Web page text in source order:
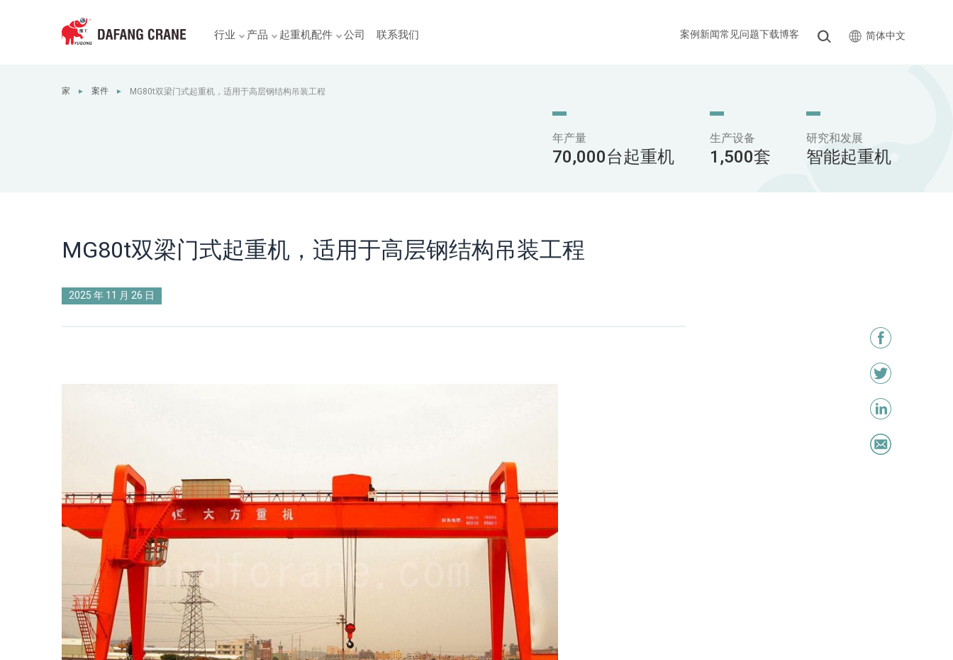
行业 产品 起重机配件 公司 联系我们 案例新闻常见问题下载博客 简体中文
家 ► 案件 ► MG80t双梁门式起重机，适用于高层钢结构吊装工程
年产量
70,000台起重机
生产设备
1,500套
研究和发展
智能起重机
MG80t双梁门式起重机，适用于高层钢结构吊装工程
2025 年 11 月 26 日